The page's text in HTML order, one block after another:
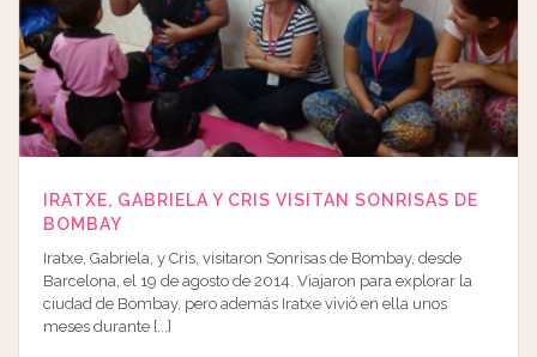
IRATXE, GABRIELA Y CRIS VISITAN SONRISAS DE
BOMBAY
Iratxe, Gabriela, y Cris, visitaron Sonrisas de Bombay, desde
Barcelona, el 19 de agosto de 2014. Viajaron para explorar la
ciudad de Bombay, pero además Iratxe vivió en ella unos
meses durante [...]